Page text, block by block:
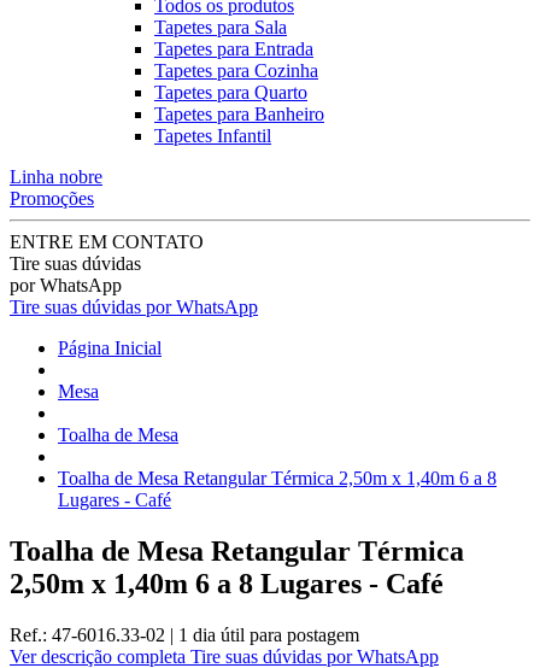
Todos os produtos
Tapetes para Sala
Tapetes para Entrada
Tapetes para Cozinha
Tapetes para Quarto
Tapetes para Banheiro
Tapetes Infantil
Linha nobre
Promoções
ENTRE EM CONTATO
Tire suas dúvidas
por WhatsApp
Tire suas dúvidas por WhatsApp
Página Inicial
Mesa
Toalha de Mesa
Toalha de Mesa Retangular Térmica 2,50m x 1,40m 6 a 8
Lugares - Café
Toalha de Mesa Retangular Térmica
2,50m x 1,40m 6 a 8 Lugares - Café
Ref.: 47-6016.33-02 | 1 dia útil para postagem
Ver descrição completa Tire suas dúvidas por WhatsApp